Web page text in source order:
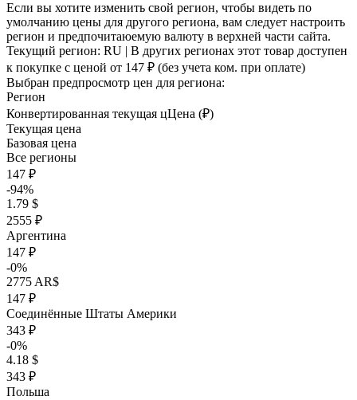
Если вы хотите изменить свой регион, чтобы видеть по
умолчанию цены для другого региона, вам следует настроить
регион и предпочитаюемую валюту в верхней части сайта.
Текущий регион: RU | В других регионах этот товар доступен
к покупке с ценой от 147 ₽ (без учета ком. при оплате)
Выбран предпросмотр цен для региона:
Регион
Конвертированная текущая цЦена (₽)
Текущая цена
Базовая цена
Все регионы
147 ₽
-94%
1.79 $
2555 ₽
Аргентина
147 ₽
-0%
2775 AR$
147 ₽
Соединённые Штаты Америки
343 ₽
-0%
4.18 $
343 ₽
Польша